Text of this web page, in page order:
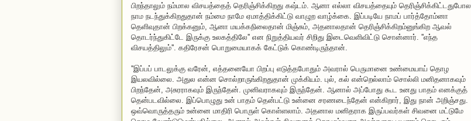
பிறந்தாலும் நம்மால விசயத்தைத் தெரிஞ்சிக்கிறது கஷ்டம். ஆனா எல்லா விசயத்தையும் தெரிஞ்சிக்கிட்டதுபோல
நாம நடந்துக்கிறதுதான் நம்மை நாமே ஏமாத்திக்கிட்டு வாழுற வாழ்க்கை. இப்படியே நாமப் பார்த்தோம்னா
தெளிவுதான் பிறக்கனும், ஆனா மயக்கநிலைதான் மிஞ்சும், அதனாலதான் தெரிஞ்சிக்கிறம்னுங்கிற ஆவல்
தொடர்ந்துகிட்டே இருக்கு உலகத்திலே'' என நிறுத்தியவர் சிறிது இடைவெளிவிட்டு சொன்னார். ''எந்த
விசயத்திலும்''. கதிரேசன் பொறுமையாகக் கேட்டுக் கொண்டிருந்தான்.
''இப்பப் பாடலுக்கு வரேன், எத்தனையோ பிறப்பு எடுத்தபோதும் அவரால் பெருமானை உண்மையாய் தொழ
இயலவில்லை. அதுல என்ன சொல்றாருங்கிறதுதான் முக்கியம். புல், கல் என்றெல்லாம் சொல்லி மனிதனாகவும்
பிறந்தேன், அசுரராகவும் இருந்தேன். முனிவராகவும் இருந்தேன். ஆனால் அப்போது கூட உனது பாதம் எனக்குத்
தென்படவில்லை. இப்பொழுது உன் பாதம் தென்பட்டு உன்னை சரணடைந்தேன் என்கிறார், இது நான் அறிஞ்சது.
ஒவ்வொருத்தரும் உன்னை மாதிரி பொருள் கொள்ளலாம். அதனால மனிதராக இருப்பவர்கள் சிவனை மட்டுமே